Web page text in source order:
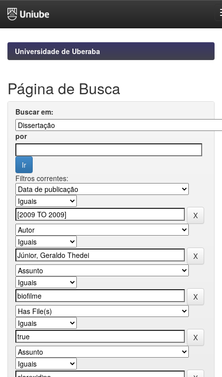
navigationUniversidade de Uberaba
Página de Busca
Buscar em:
por
Filtros correntes: